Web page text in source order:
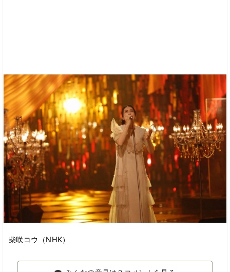
柴咲コウ（NHK）